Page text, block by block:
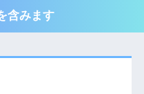
含みます